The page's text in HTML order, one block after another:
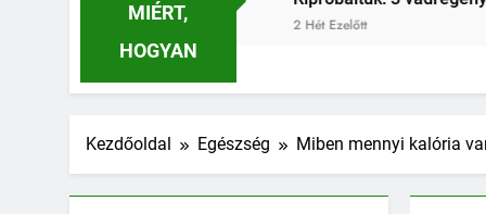
MIÉRT,
HOGYAN
Kezdőoldal Egészség Miben mennyi kalória